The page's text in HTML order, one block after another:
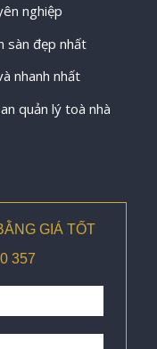
nghiệp
sàn đẹp nhất
nhanh nhất
quản lý toà nhà
GIÁ TỐT
357